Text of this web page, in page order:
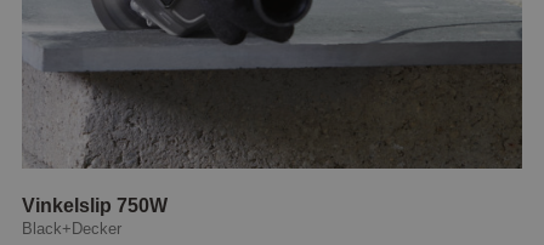
Vinkelslip 750W
Black+Decker